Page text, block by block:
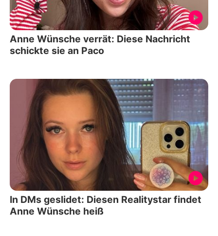
Anne Wünsche verrät: Diese Nachricht
schickte sie an Paco
In DMs geslidet: Diesen Realitystar findet
Anne Wünsche heiß